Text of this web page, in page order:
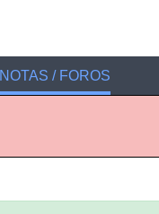
NOTAS / FOROS